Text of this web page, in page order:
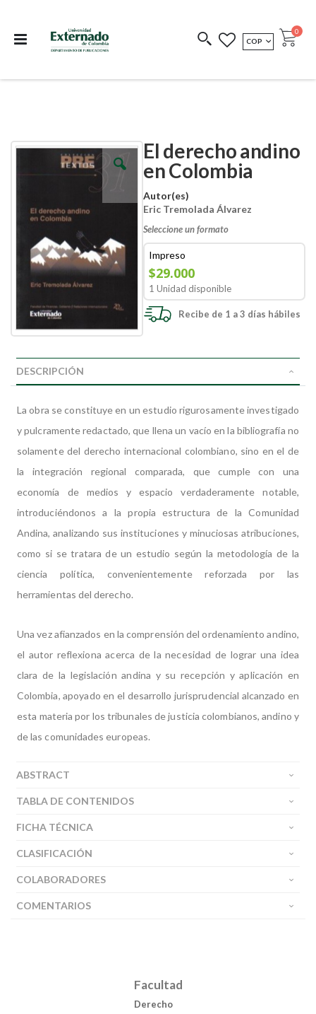
COEDICIONES REDIMIR CÓDIGO
MONEDA
COP Cart
0
El derecho andino
en Colombia
Autor(es)
Eric Tremolada Álvarez
Seleccione un formato
Impreso
$29.000
1 Unidad disponible
Recibe de 1 a 3 días hábiles
Skip
images
Skip
images
DESCRIPCIÓN
La obra se constituye en un estudio rigurosamente investigado
y pulcramente redactado, que llena un vacío en la bibliografía no
solamente del derecho internacional colombiano, sino en el de
la integración regional comparada, que cumple con una
economía de medios y espacio verdaderamente notable,
introduciéndonos a la propia estructura de la Comunidad
Andina, analizando sus instituciones y minuciosas atribuciones,
como si se tratara de un estudio según la metodología de la
ciencia política, convenientemente reforzada por las
herramientas del derecho.
Una vez afianzados en la comprensión del ordenamiento andino,
el autor reflexiona acerca de la necesidad de lograr una idea
clara de la legislación andina y su recepción y aplicación en
Colombia, apoyado en el desarrollo jurisprudencial alcanzado en
esta materia por los tribunales de justicia colombianos, andino y
de las comunidades europeas.
ABSTRACT
TABLA DE CONTENIDOS
FICHA TÉCNICA
CLASIFICACIÓN
COLABORADORES
COMENTARIOS
Facultad
Derecho